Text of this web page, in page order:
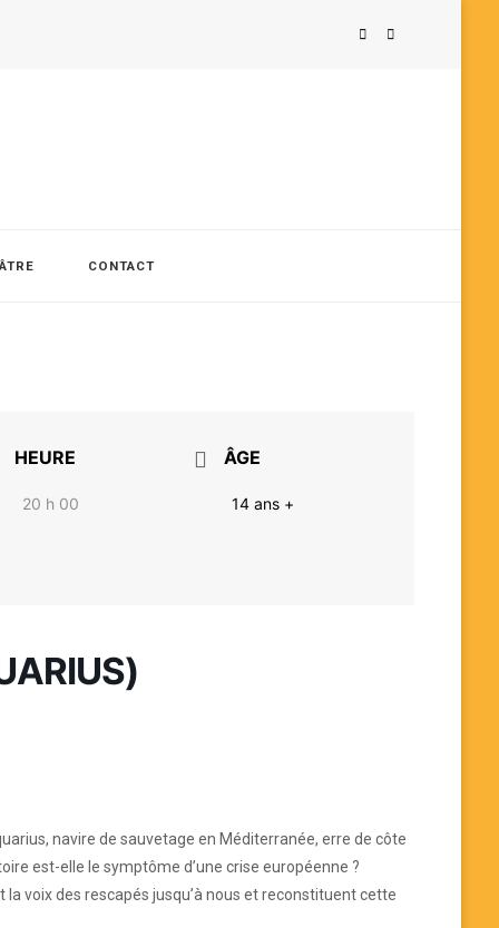
CONTACT
HEURE
20 h 00
ÂGE
14 ans +
navire de sauvetage en Méditerranée, erre de côte
est-elle le symptôme d’une crise européenne ?
voix des rescapés jusqu’à nous et reconstituent cette